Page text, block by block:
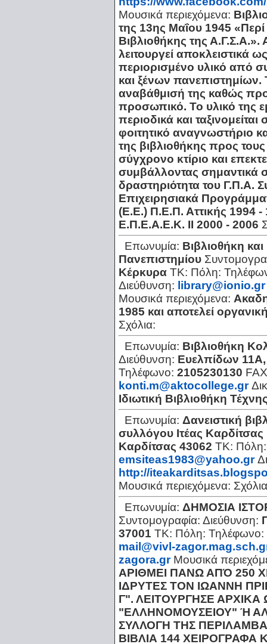
Μουσικά περιεχόμενα:
της 13ης Μαΐου 1945
Βιβλιοθήκης της Α.Γ.Σ.Α.».
λειτουργεί αποκλειστικά
περιορισμένο υλικό από
και ξένων πανεπιστημίων.
αναβάθμισή της καθώς
προσωπικό. Το υλικό της
περιοδικά και ταξινομείται
φοιτητικό αναγνωστήριο
της βιβλιοθήκης προς
σύγχρονο κτίριο και
συμβάλλοντας σημαντικά
δραστηριότητα του Γ.Π.Α.
Επιχειρησιακά
(Ε.Ε.) Π.Ε.Π. Αττικής 1994
Ε.Π.Ε.Α.Ε.Κ. ΙΙ 2000 - 2006
Επωνυμία: Βιβλιοθήκη
Πανεπιστημίου
Κέρκυρα ΤΚ: Πόλη:
Διεύθυνση: library@ionio.gr
Μουσικά περιεχόμενα:
1985 και αποτελεί
Σχόλια:
Επωνυμία: Βιβλιοθήκη
Διεύθυνση: Ευελπίδων
Τηλέφωνο: 2105230130
konti.m@aktocollege.gr
Ιδιωτική Βιβλιοθήκη
Επωνυμία: Δανειστική
συλλόγου Ιτέας Καρδίτσας
Καρδίτσας 43062 ΤΚ:
emsiteas1983@yahoo.gr
http://
Μουσικά περιεχόμενα:
Επωνυμία: ΔΗΜΟΣΙΑ
Συντομογραφία: Διεύθυνση:
37001 ΤΚ: Πόλη: Τηλέφωνο:
mail@vivl-
zagora.gr Μουσικά
ΑΡΙΘΜΕΙ ΠΑΝΩ ΑΠΌ 250
ΙΔΡΥΤΕΣ ΤΟΝ ΙΩΑΝΝΗ
Γ". ΛΕΙΤΟΥΡΓΗΣΕ
"ΕΛΛΗΝΟΜΟΥΣΕΙΟΥ" Ή
ΣΥΛΛΟΓΗ ΤΗΣ
ΒΙΒΛΙΑ 144 ΧΕΙΡΟΓΡΑΦΑ